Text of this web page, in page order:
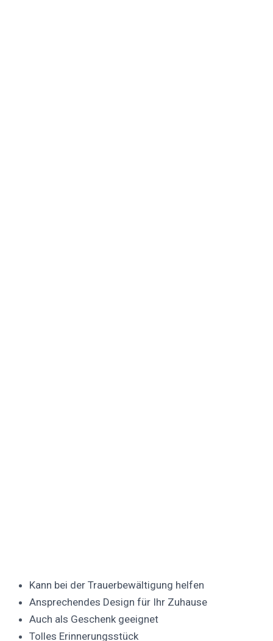
Kann bei der Trauerbewältigung helfen
Ansprechendes Design für Ihr Zuhause
Auch als Geschenk geeignet
Tolles Erinnerungsstück